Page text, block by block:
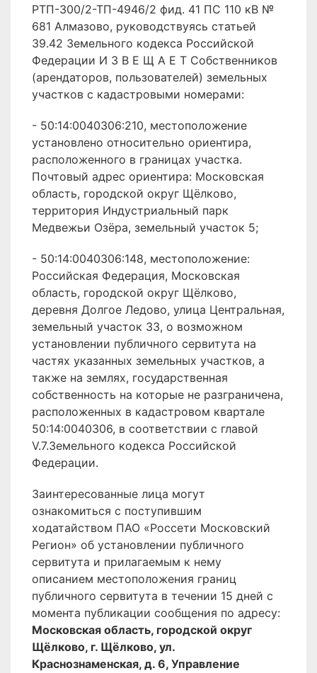
РТП-300/2-ТП-4946/2 фид. 41 ПС 110 кВ №
681 Алмазово, руководствуясь статьей
39.42 Земельного кодекса Российской
Федерации И З В Е Щ А Е Т Собственников
(арендаторов, пользователей) земельных
участков с кадастровыми номерами:
- 50:14:0040306:210, местоположение
установлено относительно ориентира,
расположенного в границах участка.
Почтовый адрес ориентира: Московская
область, городской округ Щёлково,
территория Индустриальный парк
Медвежьи Озёра, земельный участок 5;
- 50:14:0040306:148, местоположение:
Российская Федерация, Московская
область, городской округ Щёлково,
деревня Долгое Ледово, улица Центральная,
земельный участок 33, о возможном
установлении публичного сервитута на
частях указанных земельных участков, а
также на землях, государственная
собственность на которые не разграничена,
расположенных в кадастровом квартале
50:14:0040306, в соответствии с главой
V.7.Земельного кодекса Российской
Федерации.
Заинтересованные лица могут
ознакомиться с поступившим
ходатайством ПАО «Россети Московский
Регион» об установлении публичного
сервитута и прилагаемым к нему
описанием местоположения границ
публичного сервитута в течении 15 дней с
момента публикации сообщения по адресу:
Московская область, городской округ
Щёлково, г. Щёлково, ул.
Краснознаменская, д. 6, Управление